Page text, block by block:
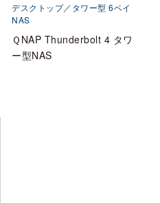
デスクトップ／タワー型 6ベイ
NAS
ＱNAP Thunderbolt 4 タワ
ー型NAS